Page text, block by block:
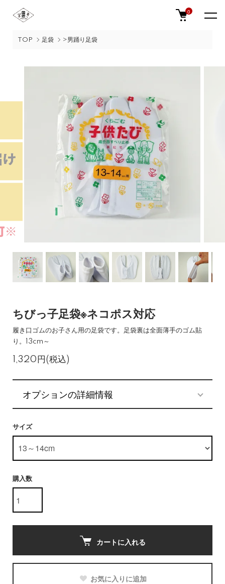
0
TOP 足袋 >男踊り足袋
ちびっ子足袋※ネコポス対応
履き口ゴムのお子さん用の足袋です。足袋裏は全面薄手のゴム貼
り。13cm～
1,320円(税込)
オプションの詳細情報
サイズ
購入数
カートに入れる
お気に入りに追加